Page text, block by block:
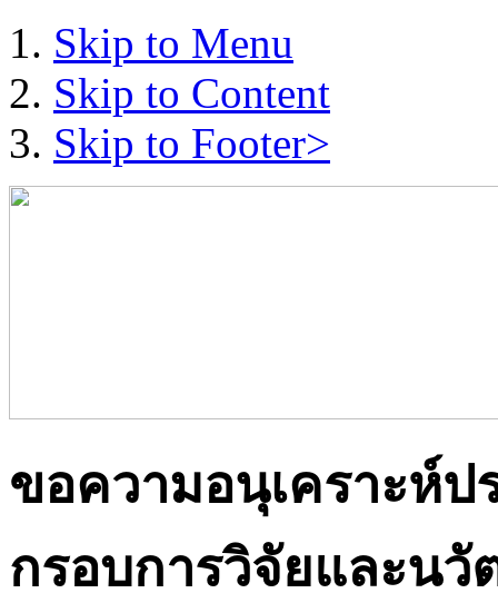
Skip to Menu
Skip to Content
Skip to Footer>
ขอความอนุเคราะห์
กรอบการวิจัยและนวั